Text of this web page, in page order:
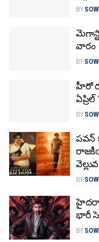
BY
వారం
BY
హీరో
BY
పవన్
BY
భారీ
BY